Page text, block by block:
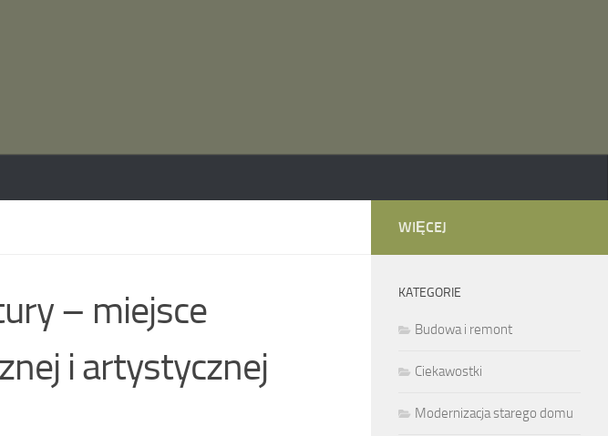
– miejsce
i artystycznej
WIĘCEJ
KATEGORIE
Budowa i remont
Ciekawostki
Modernizacja starego domu